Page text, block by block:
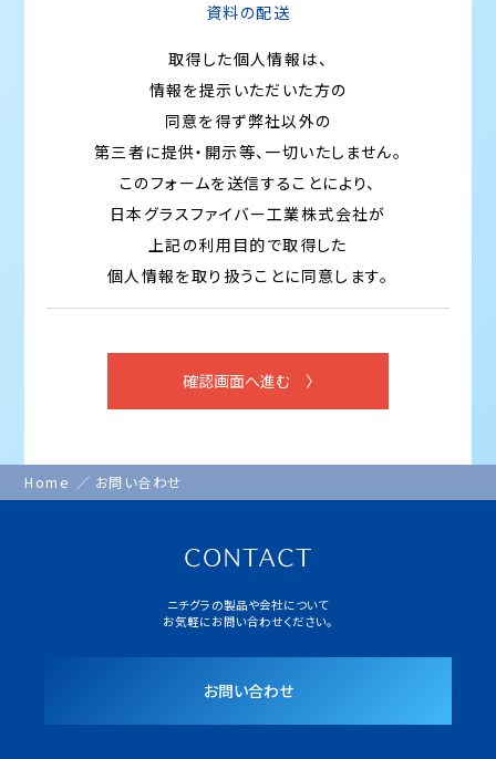
資料の配送
取得した個人情報は、
情報を提示いただいた方の
同意を得ず弊社以外の
第三者に提供・開示等、一切いたしません。
このフォームを送信することにより、
日本グラスファイバー工業株式会社が
上記の利用目的で取得した
個人情報を取り扱うことに同意します。
Home お問い合わせ
ニチグラの製品や会社について
お気軽にお問い合わせください。
お問い合わせ